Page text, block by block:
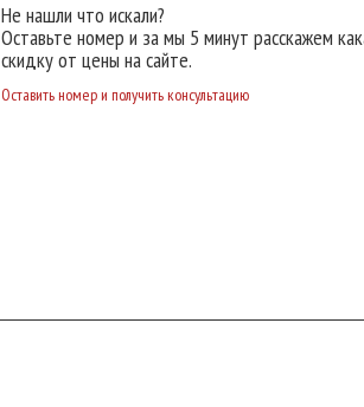
Не нашли что искали?
Оставьте номер и за мы 5 минут расскажем
скидку от цены на сайте.
Оставить номер и получить консультацию